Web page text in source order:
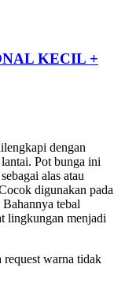
KECIL +
dengan
Pot bunga ini
alas atau
digunakan pada
tebal
lingkungan menjadi
warna tidak